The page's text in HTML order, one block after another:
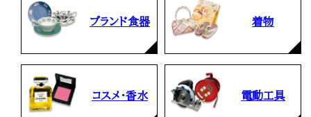
ブランド食器 着物
コスメ・香水 電動工具